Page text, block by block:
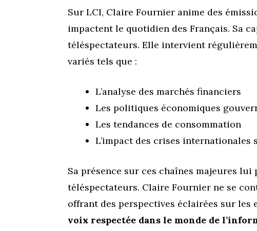
Sur LCI, Claire Fournier anime des
impactent le quotidien des Français. Sa
téléspectateurs. Elle intervient
variés tels que :
L’analyse des marchés financiers
Les politiques économiques
Les tendances de consommation
L’impact des crises internationales
Sa présence sur ces chaînes majeures
téléspectateurs. Claire Fournier ne se
offrant des perspectives éclairées sur les
voix respectée dans le monde de